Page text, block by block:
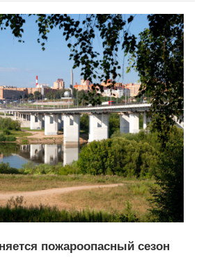
пожароопасный сезон